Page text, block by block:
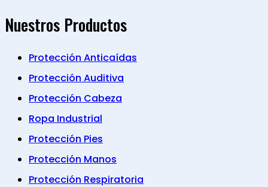
Nuestros Productos
Protección Anticaídas
Protección Auditiva
Protección Cabeza
Ropa Industrial
Protección Pies
Protección Manos
Protección Respiratoria